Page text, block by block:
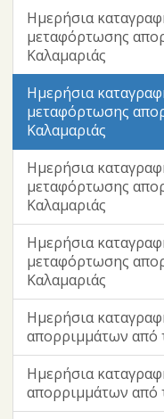
Ημερήσια
μεταφόρτωσης
Καλαμαριάς
Ημερήσια
μεταφόρτωσης
Καλαμαριάς
Ημερήσια
μεταφόρτωσης
Καλαμαριάς
Ημερήσια
μεταφόρτωσης
Καλαμαριάς
Ημερήσια
απορριμμάτων από
Ημερήσια
απορριμμάτων από